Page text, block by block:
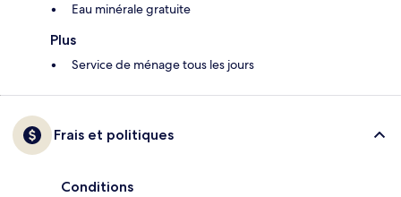
Eau minérale gratuite
Plus
Service de ménage tous les jours
Frais et politiques
Conditions